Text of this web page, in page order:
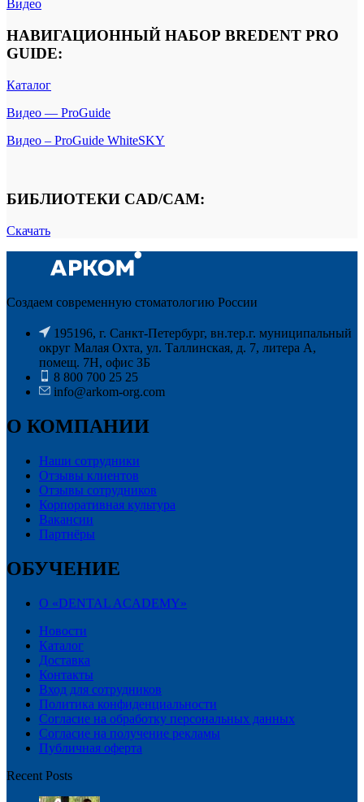
Видео
НАВИГАЦИОННЫЙ НАБОР BREDENT PRO
GUIDE:
Каталог
Видео — ProGuide
Видео – ProGuide WhiteSKY
БИБЛИОТЕКИ CAD/CAM:
Скачать
Создаем современную стоматологию России
195196, г. Санкт-Петербург, вн.тер.г. муниципальный
округ Малая Охта, ул. Таллинская, д. 7, литера А,
помещ. 7Н, офис ЗБ
8 800 700 25 25
info@arkom-org.com
О КОМПАНИИ
Наши сотрудники
Отзывы клиентов
Отзывы сотрудников
Корпоративная культура
Вакансии
Партнёры
ОБУЧЕНИЕ
О «DENTAL ACADEMY»
Новости
Каталог
Доставка
Контакты
Вход для сотрудников
Политика конфиденциальности
Согласие на обработку персональных данных
Cогласие на получение рекламы
Публичная оферта
Recent Posts